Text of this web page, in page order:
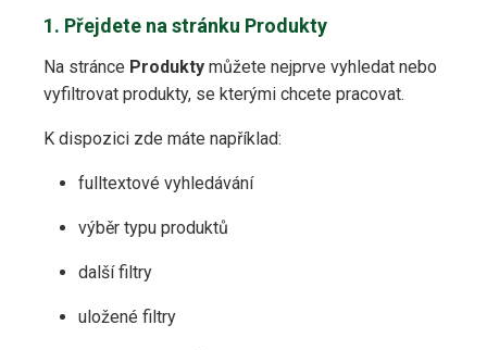
1. Přejdete na stránku Produkty
Na stránce Produkty můžete nejprve vyhledat nebo
vyfiltrovat produkty, se kterými chcete pracovat.
K dispozici zde máte například:
fulltextové vyhledávání
výběr typu produktů
další filtry
uložené filtry